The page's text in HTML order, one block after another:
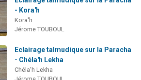
- Kora'h
Kora'h
Jérome TOUBOUL
Eclairage talmudique sur la Paracha
- Chéla'h Lekha
Chéla'h Lekha